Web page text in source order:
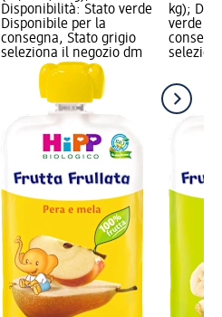
Disponibilità: Stato verde
Disponibile per la
consegna, Stato grigio
seleziona il negozio dm
kg);
verde